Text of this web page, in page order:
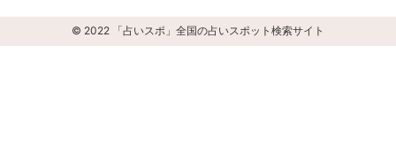
© 2022 「占いスポ」全国の占いスポット検索サイト